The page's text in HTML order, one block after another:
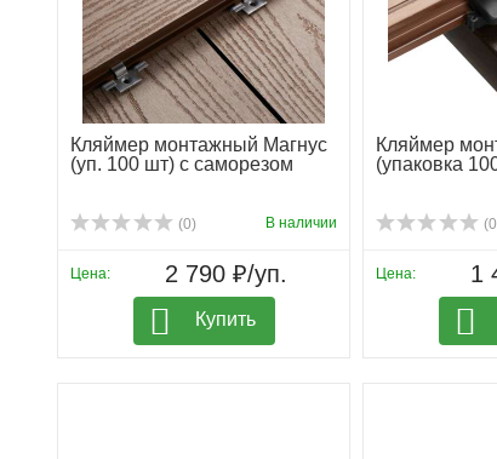
Кляймер монтажный Магнус
(уп. 100 шт) с саморезом
(0) В наличии
Цена: 2 790 ₽/уп.
Купить
Кляймер
(упаковка
Цена: 1